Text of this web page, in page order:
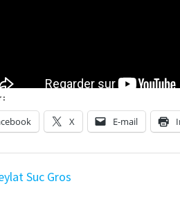
:
X E-mail
Suc Gros